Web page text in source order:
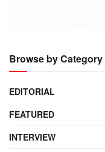
Browse by Category
EDITORIAL
FEATURED
INTERVIEW